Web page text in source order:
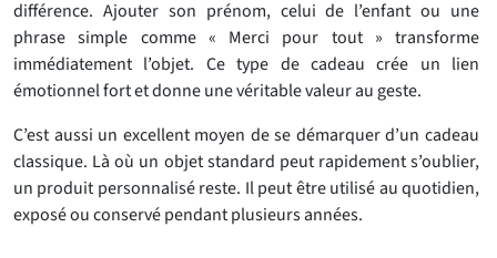
différence. Ajouter son prénom, celui de l’enfant ou une
phrase simple comme « Merci pour tout » transforme
immédiatement l’objet. Ce type de cadeau crée un lien
émotionnel fort et donne une véritable valeur au geste.
C’est aussi un excellent moyen de se démarquer d’un cadeau
classique. Là où un objet standard peut rapidement s’oublier,
un produit personnalisé reste. Il peut être utilisé au quotidien,
exposé ou conservé pendant plusieurs années.